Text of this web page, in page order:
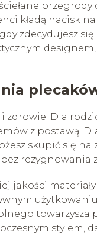
przegrody
kładą nacisk
zdecydujesz
zdrowie. Dla
z postawą.
skupić się
rezygnowania
jakości
towarzysza
stylem,